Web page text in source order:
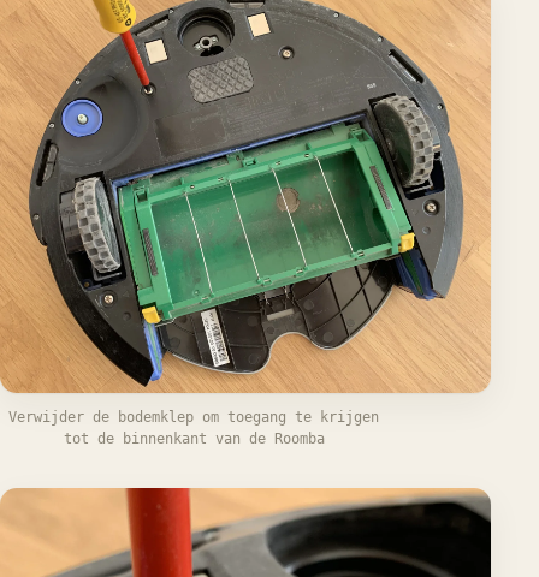
Verwijder de bodemklep om toegang te krijgen
tot de binnenkant van de Roomba